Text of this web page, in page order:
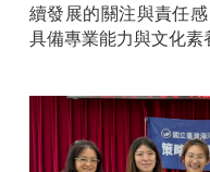
續發展的關注與責任
具備專業能力與文化素